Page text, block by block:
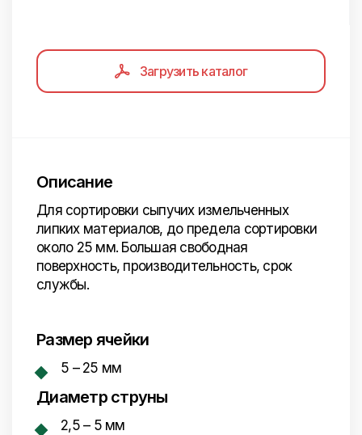
Загрузить каталог
Описание
Для сортировки сыпучих измельченных
липких материалов, до предела сортировки
около 25 мм. Большая свободная
поверхность, производительность, срок
службы.
Размер ячейки
5 – 25 мм
Диаметр струны
2,5 – 5 мм